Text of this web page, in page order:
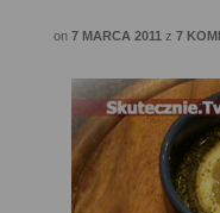
on 7 MARCA 2011 z 7